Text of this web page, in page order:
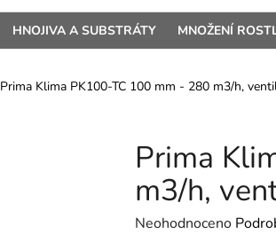
HNOJIVA A SUBSTRÁTY MNOŽENÍ
Prima Klima PK100-TC 100 mm - 280 m3/h,
Prima
m3/h,
Průměrné hodnocení
Neohodnoceno